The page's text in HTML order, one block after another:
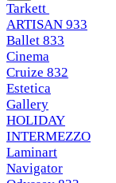
Tarkett
ARTISAN 933
Ballet 833
Cinema
Cruize 832
Estetica
Gallery
HOLIDAY
INTERMEZZO
Laminart
Navigator